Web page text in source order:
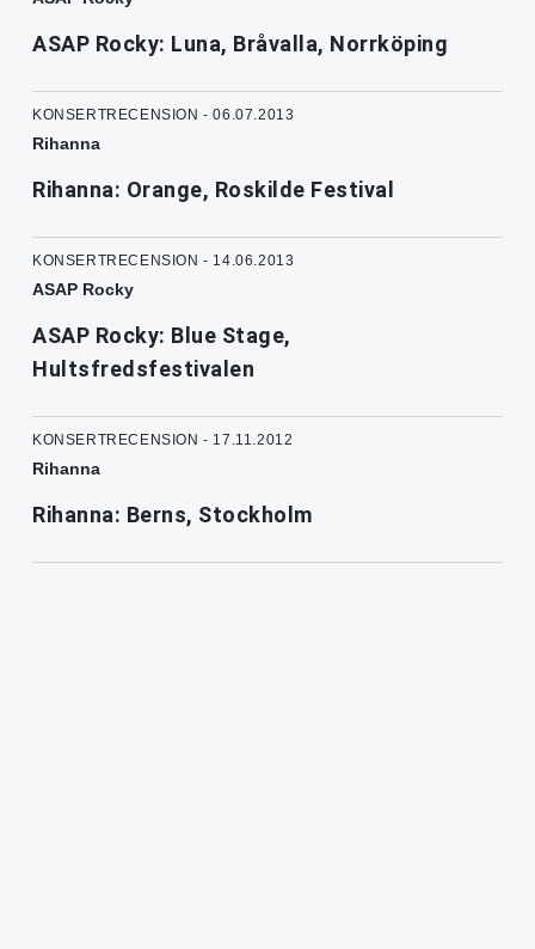
ASAP Rocky: Luna, Bråvalla, Norrköping
KONSERTRECENSION - 06.07.2013
Rihanna
Rihanna: Orange, Roskilde Festival
KONSERTRECENSION - 14.06.2013
ASAP Rocky
ASAP Rocky: Blue Stage,
Hultsfredsfestivalen
KONSERTRECENSION - 17.11.2012
Rihanna
Rihanna: Berns, Stockholm